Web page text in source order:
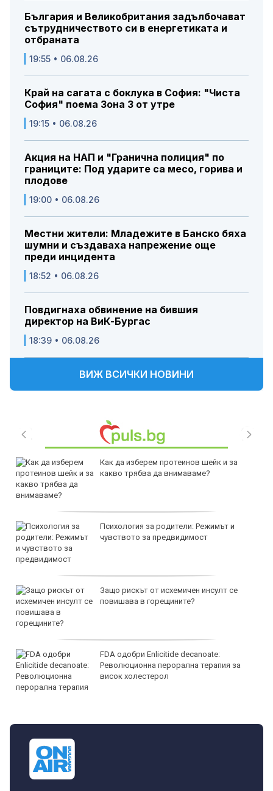
България и Великобритания задълбочават
сътрудничеството си в енергетиката и
отбраната
19:55 • 06.08.26
Край на сагата с боклука в София: "Чиста
София" поема Зона 3 от утре
19:15 • 06.08.26
Акция на НАП и "Гранична полиция" по
границите: Под ударите са месо, горива и
плодове
19:00 • 06.08.26
Местни жители: Младежите в Банско бяха
шумни и създаваха напрежение още
преди инцидента
18:52 • 06.08.26
Повдигнаха обвинение на бившия
директор на ВиК-Бургас
18:39 • 06.08.26
ВИЖ ВСИЧКИ НОВИНИ
Как да изберем протеинов шейк и за
какво трябва да внимаваме?
Психология за родители: Режимът и
чувството за предвидимост
Защо рискът от исхемичен инсулт се
повишава в горещините?
FDA одобри Еnlicitide decanoate:
Революционна перорална терапия за
висок холестерол